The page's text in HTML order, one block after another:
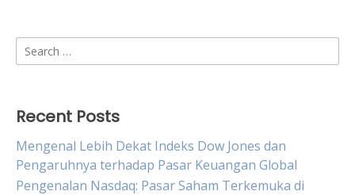
Search
for:
Recent Posts
Mengenal Lebih Dekat Indeks Dow Jones dan
Pengaruhnya terhadap Pasar Keuangan Global
Pengenalan Nasdaq: Pasar Saham Terkemuka di